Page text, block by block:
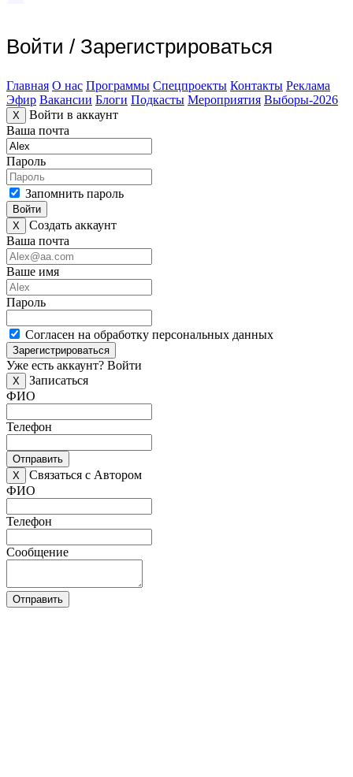
Войти / Зарегистрироваться
Главная О нас Программы Спецпроекты Контакты Реклама
Эфир Вакансии Блоги Подкасты Мероприятия Выборы-2026
X
Войти в аккаунт
Ваша почта
Пароль
Запомнить пароль
Войти
X
Создать аккаунт
Ваша почта
Ваше имя
Пароль
Согласен на обработку персональных данных
Зарегистрироваться
Уже есть аккаунт? Войти
X
Записаться
ФИО
Телефон
Отправить
X
Связаться с Автором
ФИО
Телефон
Сообщение
Отправить